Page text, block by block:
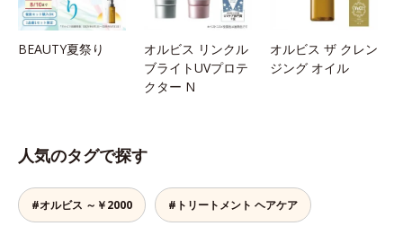
BEAUTY夏祭り
オルビス リンクル
ブライトUVプロテ
クター N
オルビス ザ クレン
ジング オイル
人気のタグで探す
#オルビス ～￥2000 #トリートメント ヘアケア